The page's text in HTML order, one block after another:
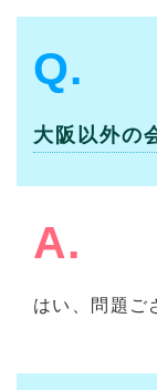
Q.
大阪以外の
A.
はい、問題ご